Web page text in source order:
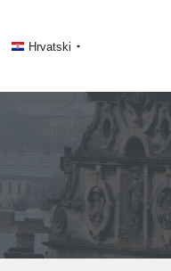
Hrvatski